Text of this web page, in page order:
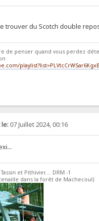
trouver du Scotch double
de penser quand vous perdez
le:07 Juillet 2024, 00:16
et Pithivier.... DRM -1
tenaille dans la forêt de Machecoul)